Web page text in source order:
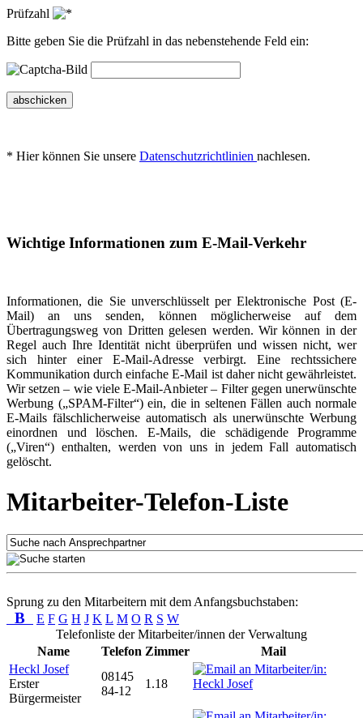
Prüfzahl
Bitte geben Sie die Prüfzahl in das nebenstehende Feld ein:
abschicken
* Hier können Sie unsere Datenschutzrichtlinien nachlesen.
Wichtige Informationen zum E-Mail-Verkehr
Informationen, die Sie unverschlüsselt per Elektronische Post (E-
Mail) an uns senden, können möglicherweise auf dem
Übertragungsweg von Dritten gelesen werden. Wir können in der
Regel auch Ihre Identität nicht überprüfen und wissen nicht, wer
sich hinter einer E-Mail-Adresse verbirgt. Eine rechtssichere
Kommunikation durch einfache E-Mail ist daher nicht gewährleistet.
Wir setzen – wie viele E-Mail-Anbieter – Filter gegen unerwünschte
Werbung („SPAM-Filter“) ein, die in seltenen Fällen auch normale
E-Mails fälschlicherweise automatisch als unerwünschte Werbung
einordnen und löschen. E-Mails, die schädigende Programme
(„Viren“) enthalten, werden von uns in jedem Fall automatisch
gelöscht.
Mitarbeiter-Telefon-Liste
Sprung zu den Mitarbeitern mit dem Anfangsbuchstaben:
B E F G H J K L M O R S W
Telefonliste der Mitarbeiter/innen der Verwaltung
Name
Telefon Zimmer
Mail
Heckl Josef
Erster
Bürgermeister
08145
84-12
1.18